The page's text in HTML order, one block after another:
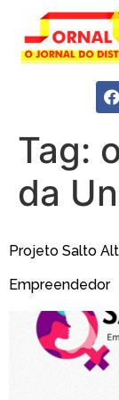
Tag:
da
Projeto Salto
Empreendedor